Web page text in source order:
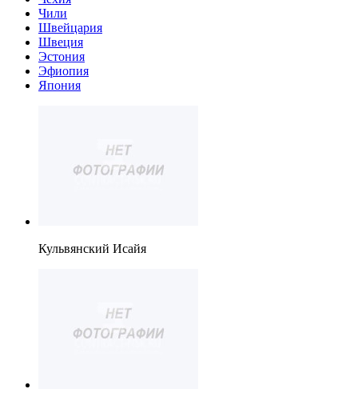
Чили
Швейцария
Швеция
Эстония
Эфиопия
Япония
Кульвянский Исайя